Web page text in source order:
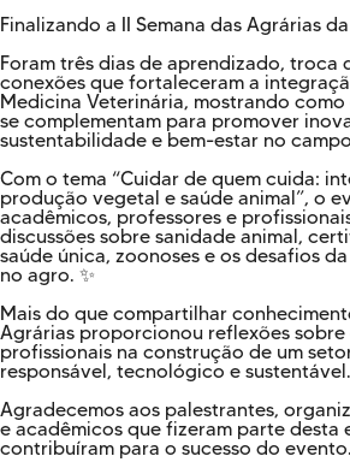
Finalizando a II Semana das Agrárias da
Foram três dias de aprendizado, troca
conexões que fortaleceram a
Medicina Veterinária, mostrando
se complementam para promover
sustentabilidade e bem-estar no
Com o tema “Cuidar de quem cuida:
produção vegetal e saúde animal”, o
acadêmicos, professores e
discussões sobre sanidade animal,
saúde única, zoonoses e os desafios
no agro. ✨
Mais do que compartilhar
Agrárias proporcionou reflexões
profissionais na construção de um
responsável, tecnológico e sustentável.
Agradecemos aos palestrantes,
e acadêmicos que fizeram parte desta
contribuíram para o sucesso do